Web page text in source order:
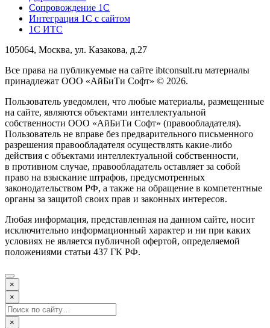
Сопровождение 1С
Интеграция 1С с сайтом
1С ИТС
105064, Москва, ул. Казакова, д.27
Все права на публикуемые на сайте ibtconsult.ru материалы
принадлежат ООО «АйБиТи Софт» © 2026.
Пользователь уведомлен, что любые материалы, размещенные
на сайте, являются объектами интеллектуальной
собственности ООО «АйБиТи Софт» (правообладателя).
Пользователь не вправе без предварительного письменного
разрешения правообладателя осуществлять какие-либо
действия с объектами интеллектуальной собственности,
в противном случае, правообладатель оставляет за собой
право на взыскание штрафов, предусмотренных
законодательством РФ, а также на обращение в компетентные
органы за защитой своих прав и законных интересов.
Любая информация, представленная на данном сайте, носит
исключительно информационный характер и ни при каких
условиях не является публичной офертой, определяемой
положениями статьи 437 ГК РФ.
×
×
×